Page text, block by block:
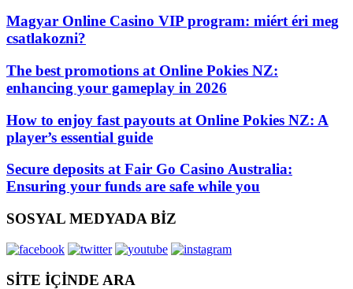
Magyar Online Casino VIP program: miért éri meg
csatlakozni?
The best promotions at Online Pokies NZ:
enhancing your gameplay in 2026
How to enjoy fast payouts at Online Pokies NZ: A
player’s essential guide
Secure deposits at Fair Go Casino Australia:
Ensuring your funds are safe while you
SOSYAL MEDYADA BİZ
SİTE İÇİNDE ARA